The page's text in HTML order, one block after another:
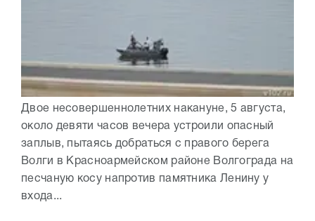
Двое несовершеннолетних накануне, 5 августа,
около девяти часов вечера устроили опасный
заплыв, пытаясь добраться с правого берега
Волги в Красноармейском районе Волгограда на
песчаную косу напротив памятника Ленину у
входа...